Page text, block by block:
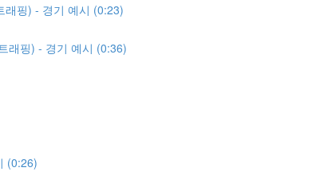
래핑) - 경기 예시 (0:23)
래핑) - 경기 예시 (0:36)
(0:26)